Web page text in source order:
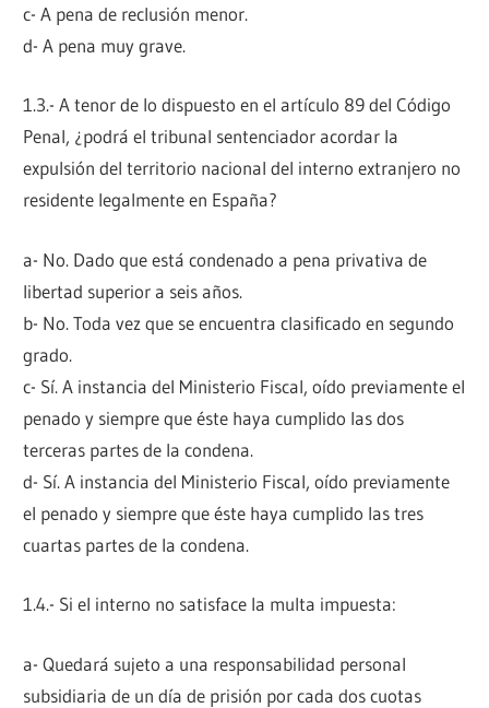
c- A pena de reclusión menor.
d- A pena muy grave.
1.3.- A tenor de lo dispuesto en el artículo 89 del Código
Penal, ¿podrá el tribunal sentenciador acordar la
expulsión del territorio nacional del interno extranjero no
residente legalmente en España?
a- No. Dado que está condenado a pena privativa de
libertad superior a seis años.
b- No. Toda vez que se encuentra clasificado en segundo
grado.
c- Sí. A instancia del Ministerio Fiscal, oído previamente el
penado y siempre que éste haya cumplido las dos
terceras partes de la condena.
d- Sí. A instancia del Ministerio Fiscal, oído previamente
el penado y siempre que éste haya cumplido las tres
cuartas partes de la condena.
1.4.- Si el interno no satisface la multa impuesta:
a- Quedará sujeto a una responsabilidad personal
subsidiaria de un día de prisión por cada dos cuotas